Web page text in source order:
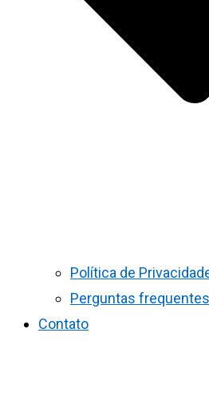
Política de
Perguntas frequentes
Contato